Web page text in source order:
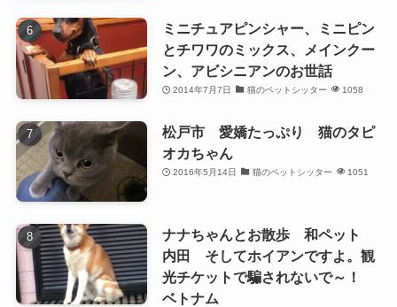
ミニチュアピンシャー、ミニピン
とチワワのミックス、メインクー
ン、アビシニアンのお世話
2014年7月7日 猫のペットシッター 1058
松戸市 愛嬌たっぷり 猫のタピ
オカちゃん
2016年5月14日 猫のペットシッター 1051
ナナちゃんとお散歩 和ペット
内田 そしてホイアンですよ。観
光チケットで騙されないで～！
ベトナム